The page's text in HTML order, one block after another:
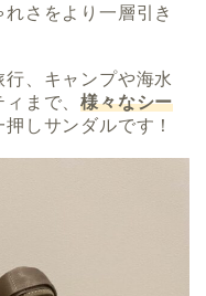
さをより一層引き
、キャンプや海水
ィまで、様々なシー
しサンダルです！